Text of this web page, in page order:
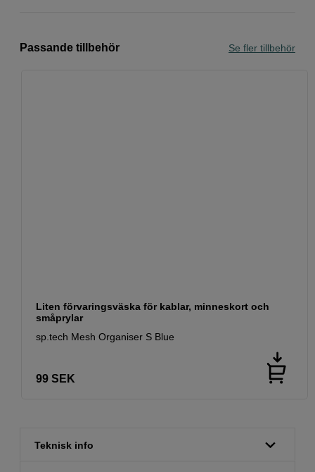
Passande tillbehör Se fler tillbehör
Liten förvaringsväska för kablar, minneskort och
småprylar
sp.tech Mesh Organiser S Blue
99 SEK
Teknisk info